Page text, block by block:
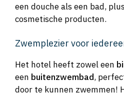
een douche als een bad,
cosmetische producten.
Zwemplezier voor
Het hotel heeft zowel een
een buitenzwembad,
door te kunnen zwemmen!